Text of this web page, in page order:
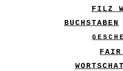
FILZ
BUCHSTABEN
FAIR